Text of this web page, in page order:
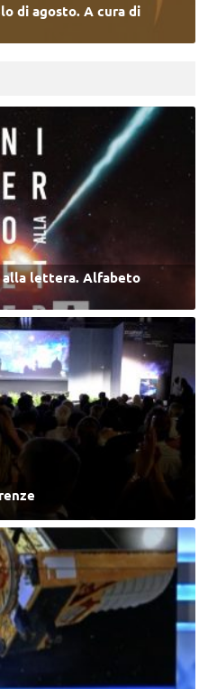
di agosto. A cura di
alla lettera. Alfabeto